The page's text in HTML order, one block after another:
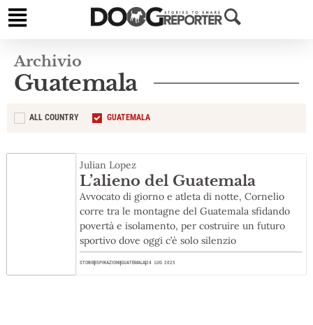
Archivio
Guatemala
ALL COUNTRY GUATEMALA
Julian Lopez
L’alieno del Guatemala
Avvocato di giorno e atleta di notte, Cornelio
corre tra le montagne del Guatemala sfidando
povertà e isolamento, per costruire un futuro
sportivo dove oggi c’è solo silenzio
STORIE ISPIRAZIONI GUATEMALA24 LUG 2025